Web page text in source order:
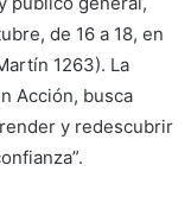
de 16 a 18, en
1263). La
Acción, busca
y redescubrir